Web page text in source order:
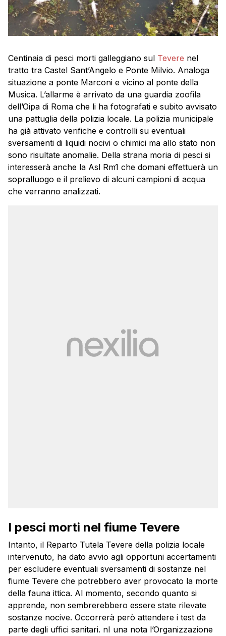
Centinaia di pesci morti galleggiano sul Tevere nel
tratto tra Castel Sant’Angelo e Ponte Milvio. Analoga
situazione a ponte Marconi e vicino al ponte della
Musica. L’allarme è arrivato da una guardia zoofila
dell’Oipa di Roma che li ha fotografati e subito avvisato
una pattuglia della polizia locale. La polizia municipale
ha già attivato verifiche e controlli su eventuali
sversamenti di liquidi nocivi o chimici ma allo stato non
sono risultate anomalie. Della strana moria di pesci si
interesserà anche la Asl Rm1 che domani effettuerà un
sopralluogo e il prelievo di alcuni campioni di acqua
che verranno analizzati.
I pesci morti nel fiume Tevere
Intanto, il Reparto Tutela Tevere della polizia locale
intervenuto, ha dato avvio agli opportuni accertamenti
per escludere eventuali sversamenti di sostanze nel
fiume Tevere che potrebbero aver provocato la morte
della fauna ittica. Al momento, secondo quanto si
apprende, non sembrerebbero essere state rilevate
sostanze nocive. Occorrerà però attendere i test da
parte degli uffici sanitari. nI una nota l’Organizzazione